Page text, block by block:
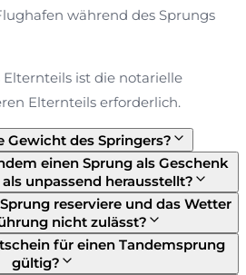
während des Sprungs
ist die notarielle
Elternteils erforderlich.
Gewicht des Springers?
einen Sprung als Geschenk
unpassend herausstellt?
reserviere und das Wetter
nicht zulässt?
für einen Tandemsprung
gültig?